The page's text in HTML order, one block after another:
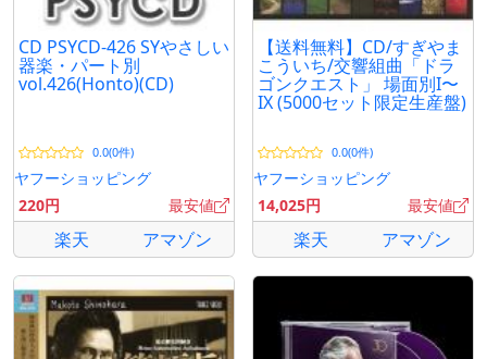
CD PSYCD-426 SYやさしい
器楽・パート別
vol.426(Honto)(CD)
0.0(0件)
ヤフーショッピング
220円
最安値
楽天 アマゾン
【送料無料】CD/すぎやま
こういち/交響組曲「ドラ
ゴンクエスト」 場面別I〜
IX (5000セット限定生産盤)
0.0(0件)
ヤフーショッピング
14,025円
最安値
楽天 アマゾン